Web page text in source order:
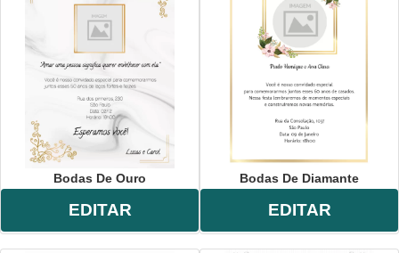
Bodas De Ouro
EDITAR
Bodas De Diamante
EDITAR